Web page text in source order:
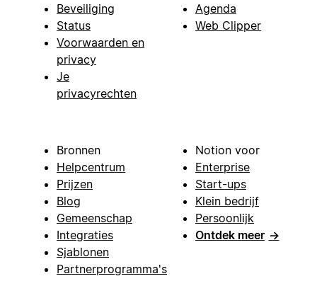
Beveiliging
Status
Voorwaarden en
privacy
Je
privacyrechten
Agenda
Web Clipper
Bronnen
Helpcentrum
Prijzen
Blog
Gemeenschap
Integraties
Sjablonen
Partnerprogramma's
Notion voor
Enterprise
Start-ups
Klein bedrijf
Persoonlijk
Ontdek meer →